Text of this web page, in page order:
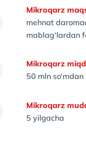
Mikroqarz
mehnat
mablag‘lardan
Mikroqarz
50 mln
Mikroqarz
5 yilgacha